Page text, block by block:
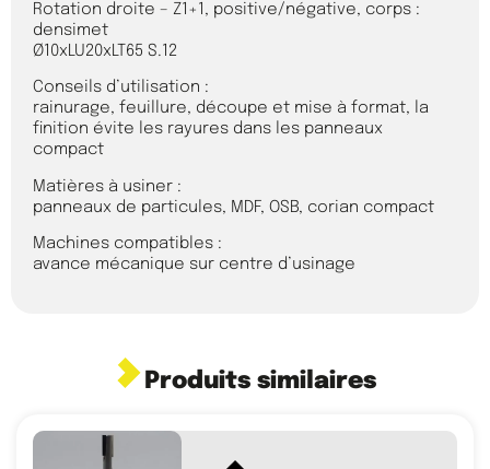
Rotation droite – Z1+1, positive/négative, corps :
densimet
Ø10xLU20xLT65 S.12
Conseils d’utilisation :
rainurage, feuillure, découpe et mise à format, la
finition évite les rayures dans les panneaux
compact
Matières à usiner :
panneaux de particules, MDF, OSB, corian compact
Machines compatibles :
avance mécanique sur centre d’usinage
Produits similaires